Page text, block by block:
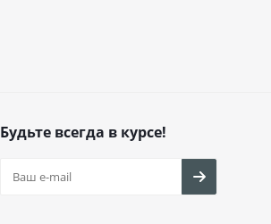
Будьте всегда в курсе!